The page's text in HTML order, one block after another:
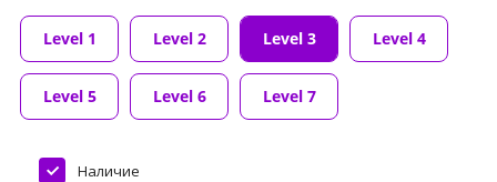
Level 1 Level 2 Level 3 Level 4
Level 5 Level 6 Level 7
Наличие